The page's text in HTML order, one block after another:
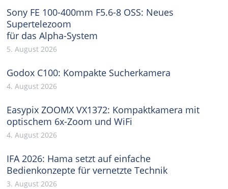
Sony FE 100-400mm F5.6-8 OSS: Neues
Supertelezoom
für das Alpha-System
5. August 2026
Godox C100: Kompakte Sucherkamera
4. August 2026
Easypix ZOOMX VX1372: Kompaktkamera mit
optischem 6x-Zoom und WiFi
4. August 2026
IFA 2026: Hama setzt auf einfache
Bedienkonzepte für vernetzte Technik
3. August 2026